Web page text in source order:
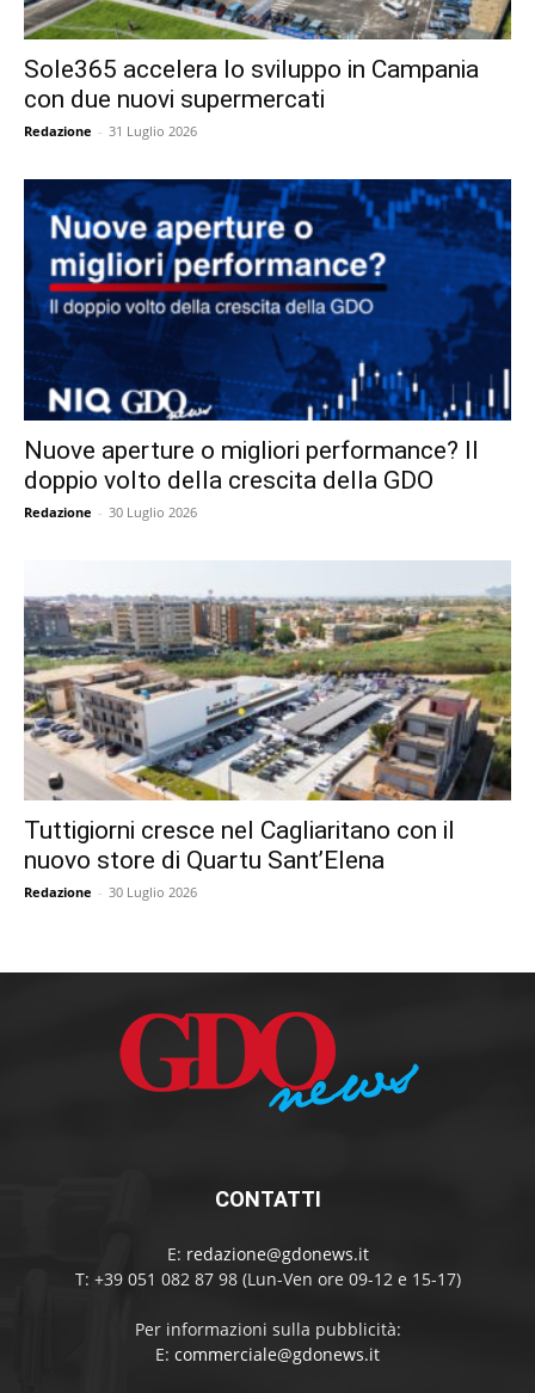
Sole365 accelera lo sviluppo in Campania
con due nuovi supermercati
Redazione - 31 Luglio 2026
Nuove aperture o migliori performance? Il
doppio volto della crescita della GDO
Redazione - 30 Luglio 2026
Tuttigiorni cresce nel Cagliaritano con il
nuovo store di Quartu Sant’Elena
Redazione - 30 Luglio 2026
CONTATTI
E: redazione@gdonews.it
T: +39 051 082 87 98 (Lun-Ven ore 09-12 e 15-17)
Per informazioni sulla pubblicità:
E: commerciale@gdonews.it